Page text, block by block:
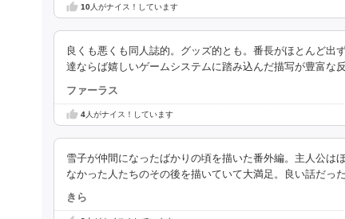
10人がナイス！しています
良くも悪くも同人誌的。グッズ的とも。番長がほとんど
達ならば嬉しいゲームシステムに踏み込んだ描写が豊富な
ファーラス
4人がナイス！しています
雪子が仲間になったばかりの頃を描いた番外編。主人公
なかった人たちのその後を描いていて大満足。良い話だっ
きら